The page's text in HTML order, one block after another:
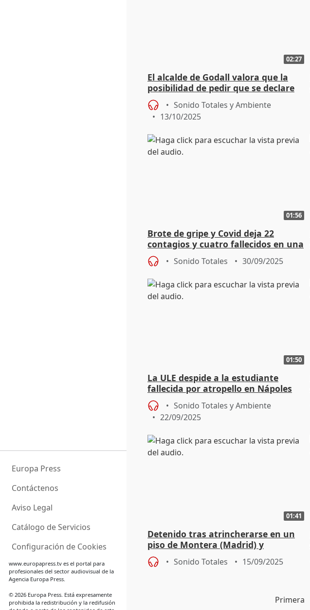
Europa Press
Contáctenos
Aviso Legal
Catálogo de Servicios
Configuración de Cookies
www.europapress.tves el portal para
profesionales del sector audiovisual de la
Agencia Europa Press.
© 2026 Europa Press. Está expresamente
prohibida la redistribución y la redifusión
02:27
El alcalde de Godall valora que la
posibilidad de pedir que se declare
zona catastrófica
Sonido Totales y Ambiente
13/10/2025
01:56
Brote de gripe y Covid deja 22
contagios y cuatro fallecidos en una
residencia de La Algaba
Sonido Totales 30/09/2025
01:50
La ULE despide a la estudiante
fallecida por atropello en Nápoles
Sonido Totales y Ambiente
22/09/2025
01:41
Detenido tras atrincherarse en un
piso de Montera (Madrid) y
amenazar con explotarlo
Sonido Totales 15/09/2025
Primera